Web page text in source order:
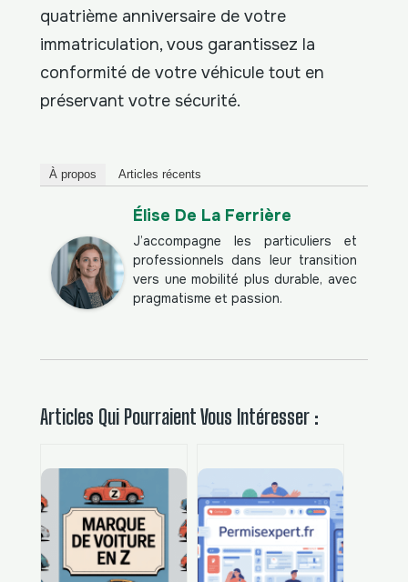
quatrième anniversaire de votre
immatriculation, vous garantissez la
conformité de votre véhicule tout en
préservant votre sécurité.
À propos Articles récents
Élise De La Ferrière
J’accompagne les particuliers et
professionnels dans leur transition
vers une mobilité plus durable, avec
pragmatisme et passion.
Articles Qui Pourraient Vous Intéresser :